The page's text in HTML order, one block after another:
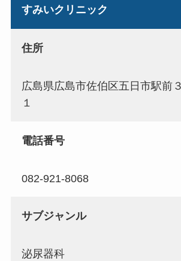
すみいクリニック
住所
広島県広島市佐伯区五日市駅前
１
電話番号
082-921-8068
サブジャンル
泌尿器科